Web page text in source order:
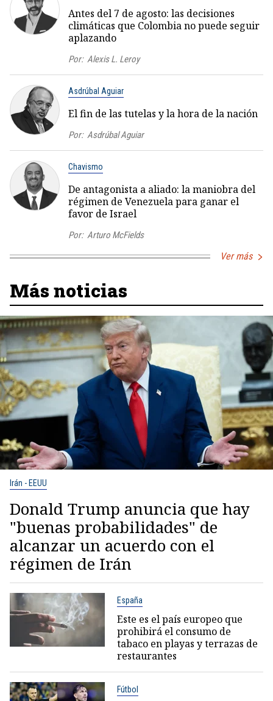
Antes del 7 de agosto: las decisiones
climáticas que Colombia no puede seguir
aplazando
Por: Alexis L. Leroy
Asdrúbal Aguiar
El fin de las tutelas y la hora de la nación
Por: Asdrúbal Aguiar
Chavismo
De antagonista a aliado: la maniobra del
régimen de Venezuela para ganar el
favor de Israel
Por: Arturo McFields
Ver más
Más noticias
Irán - EEUU
Donald Trump anuncia que hay
"buenas probabilidades" de
alcanzar un acuerdo con el
régimen de Irán
España
Este es el país europeo que
prohibirá el consumo de
tabaco en playas y terrazas de
restaurantes
Fútbol